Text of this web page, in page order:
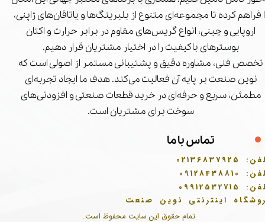
تمام حقوق این سایت محفوظ است.
فراهم کرده تا مجموعه‌ای متنوع از بلبرینگ‌ها و یاتاقان‌های ژاپنی،
اروپایی و چینی، انواع گریس‌های مقاوم در برابر حرارت و اکتان
بوسترهای باکیفیت را در اختیار مشتریان قرار دهیم.
تخصص فنی، مشاوره دقیق و پشتیبانی مستمر از اصولی است که
نوین صنعت بر پایه آن فعالیت می‌کند. هدف ما ایجاد تجربه‌ای
مطمئن، سریع و حرفه‌ای در خرید قطعات صنعتی و افزودنی‌های
سوخت برای مشتریان است.
تماس با ما
02136837925
09128438810
09912532715
اینترنتی نوین صنعت